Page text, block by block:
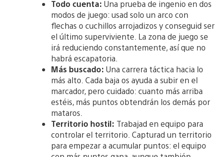
Todo cuenta: Una prueba de ingenio en dos
modos de juego: usad solo un arco con
flechas o cuchillos arrojadizos y conseguid ser
el último superviviente. La zona de juego se
irá reduciendo constantemente, así que no
habrá escapatoria.
Más buscado: Una carrera táctica hacia lo
más alto. Cada baja os ayuda a subir en el
marcador, pero cuidado: cuanto más arriba
estéis, más puntos obtendrán los demás por
mataros.
Territorio hostil: Trabajad en equipo para
controlar el territorio. Capturad un territorio
para empezar a acumular puntos: el equipo